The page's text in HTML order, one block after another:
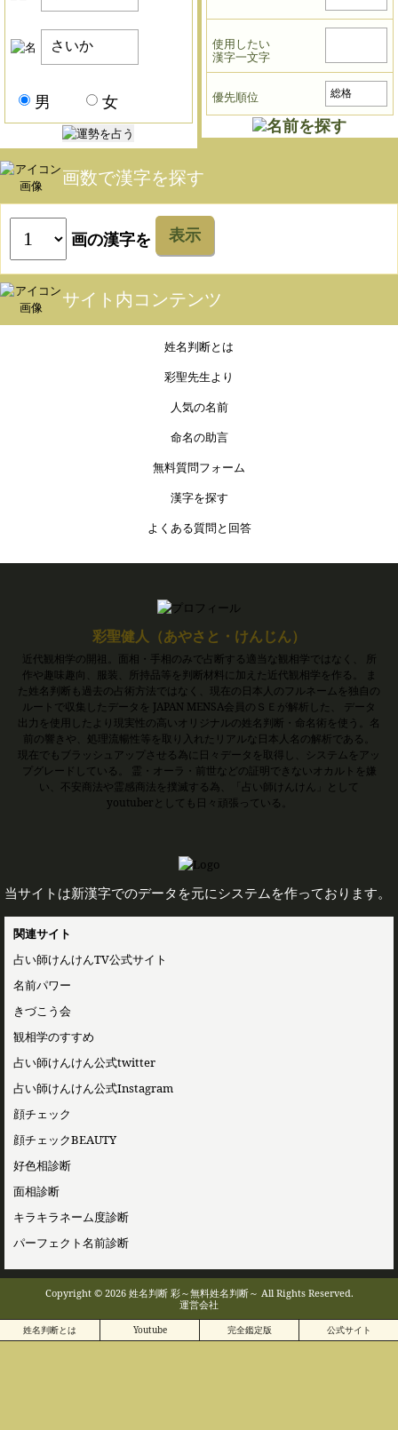
男 女
使用したい
漢字一文字
優先順位
画数で漢字を探す
画の漢字を 表示
サイト内コンテンツ
姓名判断とは
彩聖先生より
人気の名前
命名の助言
無料質問フォーム
漢字を探す
よくある質問と回答
彩聖健人（あやさと・けんじん）
近代観相学の開祖。面相・手相のみで占断する適当な観相学ではなく、 所
作や趣味趣向、服装、所持品等を判断材料に加えた近代観相学を作る。 ま
た姓名判断も過去の占術方法ではなく、現在の日本人のフルネームを独自の
ルートで収集したデータを JAPAN MENSA会員のＳＥが解析した、 データ
出力を使用したより現実性の高いオリジナルの姓名判断・命名術を使う。名
前の響きや、処理流暢性等を取り入れたリアルな日本人名の解析である。
現在でもブラッシュアップさせる為に日々データを取得し、システムをアッ
プグレードしている。 霊・オーラ・前世などの証明できないオカルトを嫌
い、不安商法や霊感商法を撲滅する為、「占い師けんけん」として
youtuberとしても日々頑張っている。
当サイトは新漢字でのデータを元にシステムを作っております。
関連サイト
占い師けんけんTV公式サイト
名前パワー
きづこう会
観相学のすすめ
占い師けんけん公式twitter
占い師けんけん公式Instagram
顔チェック
顔チェックBEAUTY
好色相診断
面相診断
キラキラネーム度診断
パーフェクト名前診断
Copyright © 2026 姓名判断 彩～無料姓名判断～ All Rights Reserved.
運営会社
姓名判断とは Youtube 完全鑑定版 公式サイト